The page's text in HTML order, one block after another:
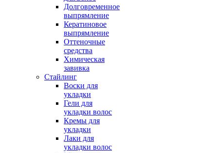
Долговременное
выпрямление
Кератиновое
выпрямление
Оттеночные
средства
Химическая
завивка
Стайлинг
Воски для
укладки
Гели для
укладки волос
Кремы для
укладки
Лаки для
укладки волос